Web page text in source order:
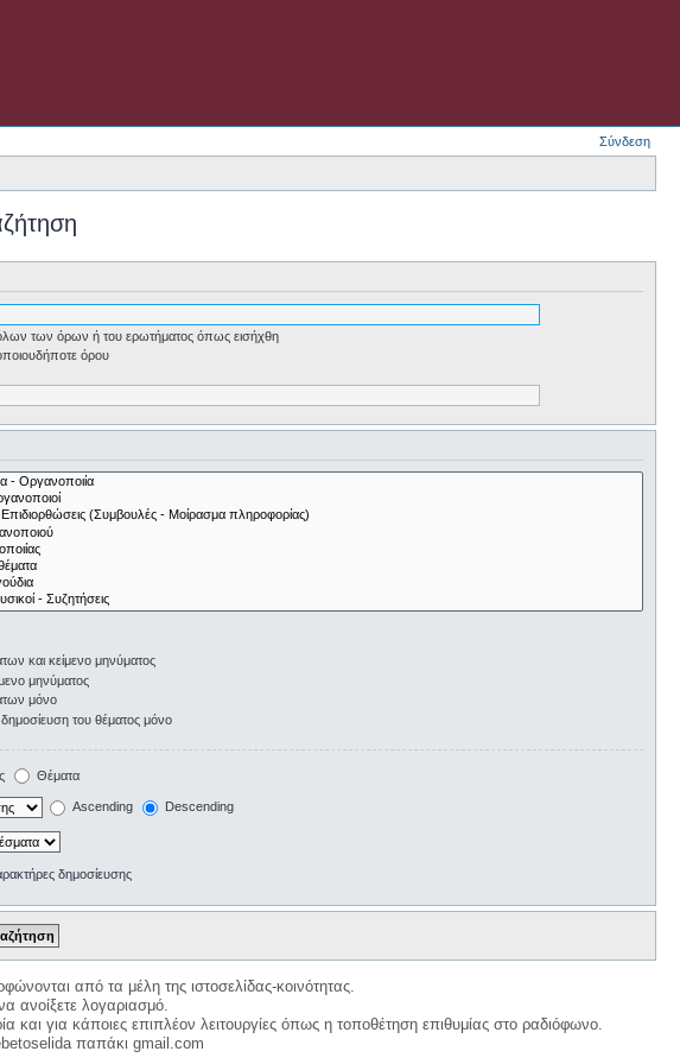
Σύνδεση
των όρων ή του ερωτήματος όπως εισήχθη
όρου
και κείμενο μηνύματος
μηνύματος
μόνο
του θέματος μόνο
Θέματα
Ascending Descending
δημοσίευσης
από τα μέλη της ιστοσελίδας-κοινότητας.
ανοίξετε λογαριασμό.
για κάποιες επιπλέον λειτουργίες όπως η τοποθέτηση επιθυμίας στο ραδιόφωνο.
παπάκι gmail.com